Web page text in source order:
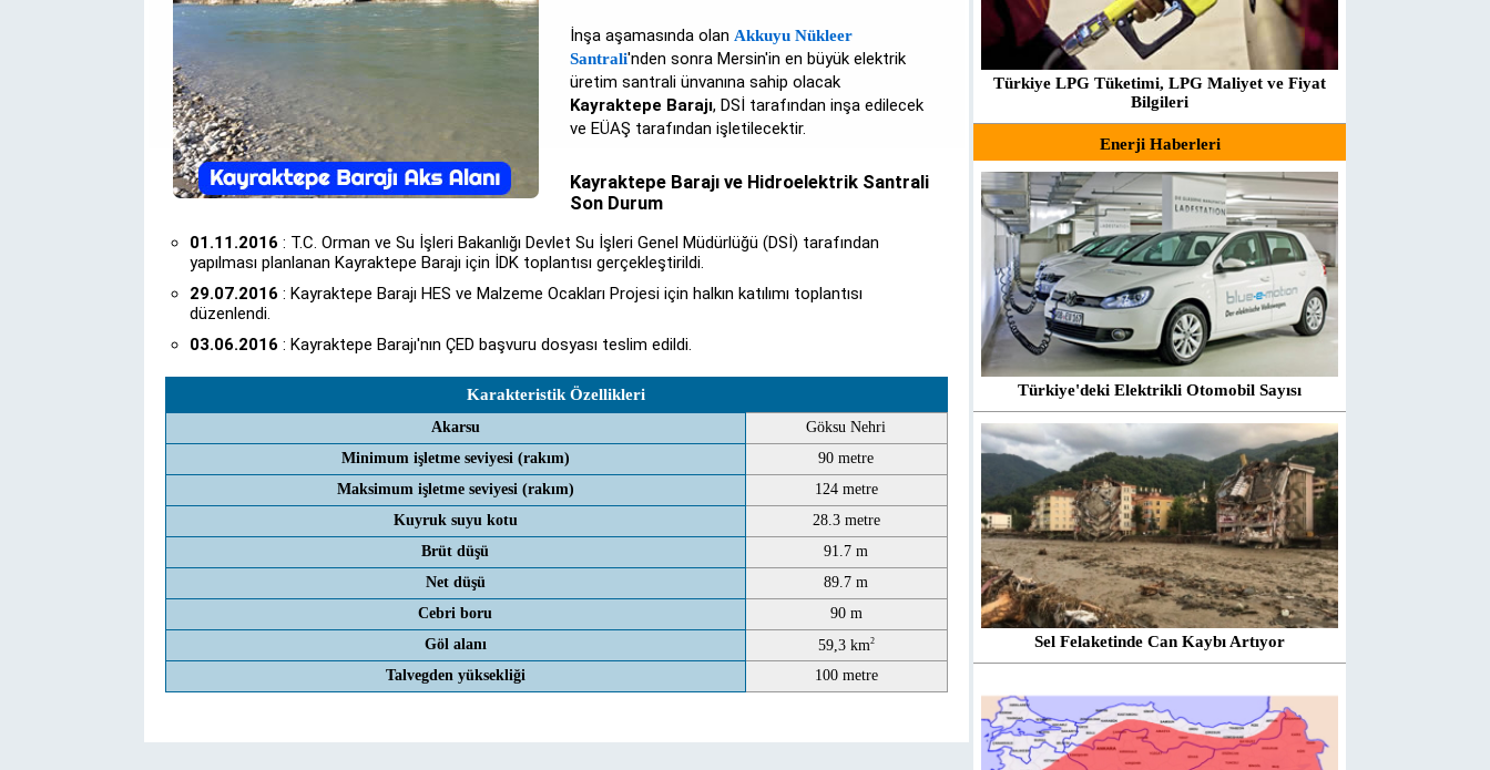
İnşa aşamasında olanAkkuyu Nükleer
Santrali'nden sonra Mersin'in en büyük elektrik
üretim santrali ünvanına sahip olacak
Kayraktepe Barajı, DSİ tarafından inşa edilecek
ve EÜAŞ tarafından işletilecektir.
Kayraktepe Barajı ve Hidroelektrik Santrali
Son Durum
01.11.2016 : T.C. Orman ve Su İşleri Bakanlığı Devlet Su İşleri Genel Müdürlüğü (DSİ) tarafından
yapılması planlanan Kayraktepe Barajı için İDK toplantısı gerçekleştirildi.
29.07.2016 : Kayraktepe Barajı HES ve Malzeme Ocakları Projesi için halkın katılımı toplantısı
düzenlendi.
03.06.2016 : Kayraktepe Barajı'nın ÇED başvuru dosyası teslim edildi.
Karakteristik Özellikleri
Akarsu
Göksu Nehri
Minimum işletme seviyesi (rakım)
90 metre
Maksimum işletme seviyesi (rakım)
124 metre
Kuyruk suyu kotu
28.3 metre
Brüt düşü
91.7 m
Net düşü
89.7 m
Cebri boru
90 m
Göl alanı
59,3 km2
Talvegden yüksekliği 100 metre
Türkiye LPG Tüketimi, LPG Maliyet ve Fiyat
Bilgileri
Enerji Haberleri
Türkiye'deki Elektrikli Otomobil Sayısı
Sel Felaketinde Can Kaybı Artıyor